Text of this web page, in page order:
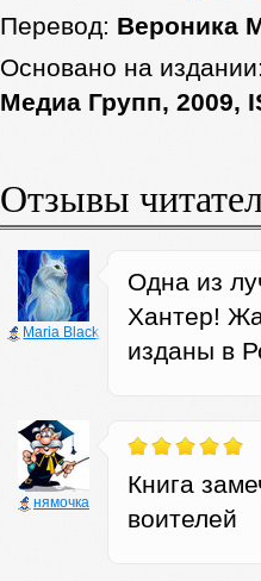
Перевод: Вероника
Основано на
Медиа Групп, 2009,
Отзывы
Maria Black
Одна из
Хантер!
изданы в
нямочка
Книга
воителей